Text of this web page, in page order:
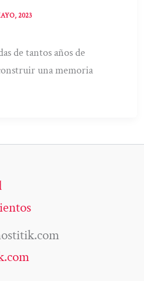
2023
de tantos años de
una memoria